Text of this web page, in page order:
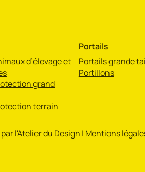
d’élevage et
grand
terrain
Portails
Portails grande
Portillons
l'Atelier du Design | Mentions